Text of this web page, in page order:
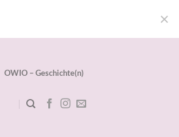
OWIO – Geschichte(n)